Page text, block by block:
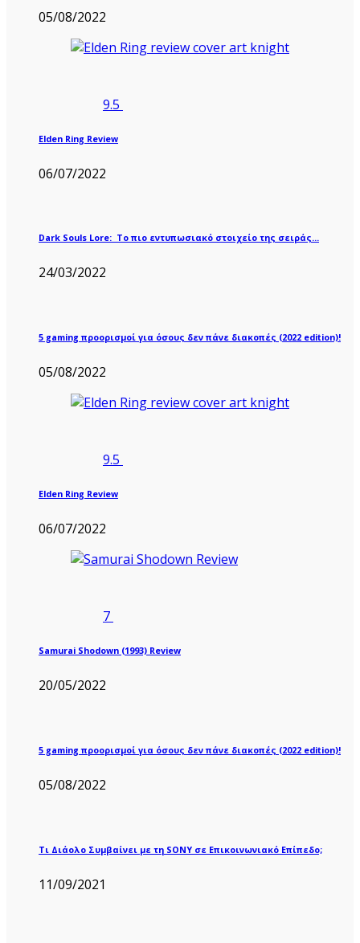
05/08/2022
9.5
Elden Ring Review
06/07/2022
Dark Souls Lore: Το πιο εντυπωσιακό στοιχείο της σειράς…
24/03/2022
5 gaming προορισμοί για όσους δεν πάνε διακοπές (2022 edition)!
05/08/2022
9.5
Elden Ring Review
06/07/2022
7
Samurai Shodown (1993) Review
20/05/2022
5 gaming προορισμοί για όσους δεν πάνε διακοπές (2022 edition)!
05/08/2022
Τι Διάολο Συμβαίνει με τη SONY σε Επικοινωνιακό Επίπεδο;
11/09/2021